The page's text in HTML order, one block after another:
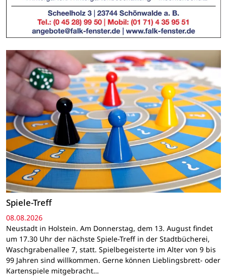
Spiele-Treff
08.08.2026
Neustadt in Holstein. Am Donnerstag, dem 13. August findet
um 17.30 Uhr der nächste Spiele-Treff in der Stadtbücherei,
Waschgrabenallee 7, statt. Spielbegeisterte im Alter von 9 bis
99 Jahren sind willkommen. Gerne können Lieblingsbrett- oder
Kartenspiele mitgebracht…